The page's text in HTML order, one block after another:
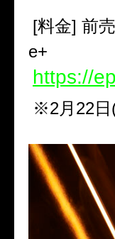
[料金] 前
e+
https://
※2月22日